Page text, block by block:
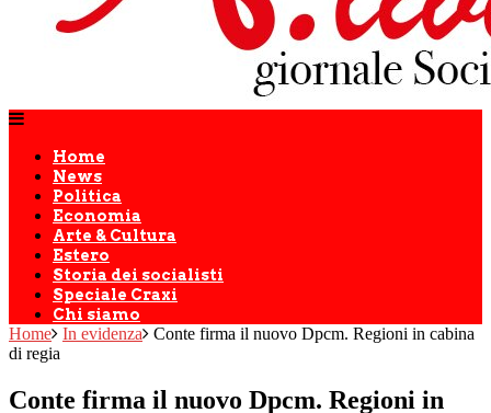
Home
News
Politica
Economia
Arte & Cultura
Estero
Storia dei socialisti
Speciale Craxi
Chi siamo
Home In evidenza
Conte firma il nuovo Dpcm. Regioni in cabina
di regia
Conte firma il nuovo Dpcm. Regioni in